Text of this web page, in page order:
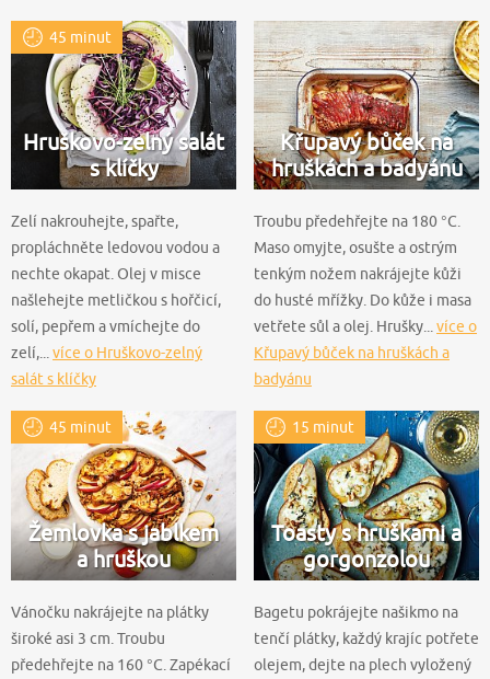
45 minut
Hruškovo-zelný salát
s klíčky
Zelí nakrouhejte, spařte,
propláchněte ledovou vodou a
nechte okapat. Olej v misce
našlehejte metličkou s hořčicí,
solí, pepřem a vmíchejte do
zelí,...více o Hruškovo-zelný
salát s klíčky
Křupavý bůček na
hruškách a badyánu
Troubu předehřejte na 180 °C.
Maso omyjte, osušte a ostrým
tenkým nožem nakrájejte kůži
do husté mřížky. Do kůže i masa
vetřete sůl a olej. Hrušky...více o
Křupavý bůček na hruškách a
badyánu
45 minut
Žemlovka s jablkem
a hruškou
Vánočku nakrájejte na plátky
široké asi 3 cm. Troubu
předehřejte na 160 °C. Zapékací
15 minut
Toasty s hruškami a
gorgonzolou
Bagetu pokrájejte našikmo na
tenčí plátky, každý krajíc potřete
olejem, dejte na plech vyložený